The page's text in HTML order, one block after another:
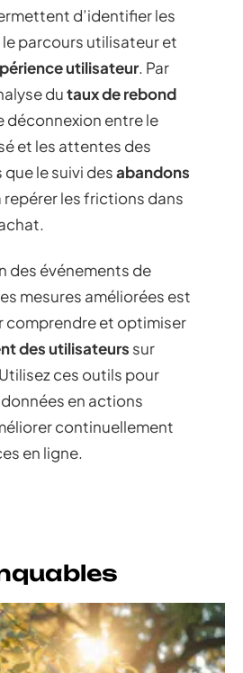
d’identifier les
parcours utilisateur et
utilisateur. Par
dutaux de rebond
déconnexion entre le
et les attentes des
le suivi desabandons
repérer les frictions dans
des événements de
mesures améliorées est
comprendre et optimiser
des utilisateurs sur
ces outils pour
en actions
continuellement
en ligne.